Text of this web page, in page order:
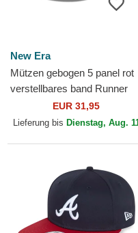
New Era
Mützen gebogen 5 panel rot
verstellbares band Runner
Colour Block von New Era
EUR 31,95
Lieferung bis Dienstag, Aug.